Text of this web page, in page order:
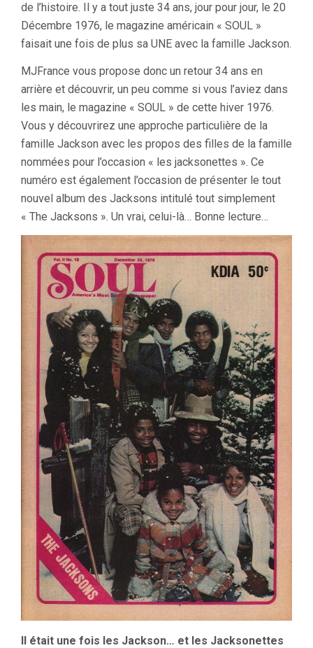
de l’histoire. Il y a tout juste 34 ans, jour pour jour, le 20
Décembre 1976, le magazine américain « SOUL »
faisait une fois de plus sa UNE avec la famille Jackson.
MJFrance vous propose donc un retour 34 ans en
arrière et découvrir, un peu comme si vous l’aviez dans
les main, le magazine « SOUL » de cette hiver 1976.
Vous y découvrirez une approche particulière de la
famille Jackson avec les propos des filles de la famille
nommées pour l’occasion « les jacksonettes ». Ce
numéro est également l’occasion de présenter le tout
nouvel album des Jacksons intitulé tout simplement
« The Jacksons ». Un vrai, celui-là… Bonne lecture…
Il était une fois les Jackson… et les Jacksonettes